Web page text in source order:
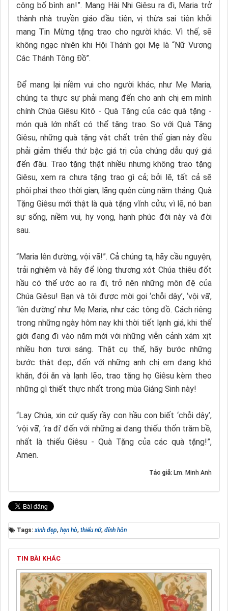
công bố bình an!”. Mang Hài Nhi Giêsu ra đi, Maria trở
thành nhà truyền giáo đầu tiên, vị thừa sai tiên khởi
mang Tin Mừng tặng trao cho người khác. Vì thế, sẽ
không ngạc nhiên khi Hội Thánh gọi Mẹ là “Nữ Vương
Các Thánh Tông Đồ”.
Để mang lại niềm vui cho người khác, như Mẹ Maria,
chúng ta thực sự phải mang đến cho anh chị em mình
chính Chúa Giêsu Kitô - Quà Tặng của các quà tặng -
món quà lớn nhất có thể tặng trao. So với Quà Tặng
Giêsu, những quà tặng vật chất trên thế gian này đều
phải giảm thiểu thứ bậc giá trị của chúng dẫu quý giá
đến đâu. Trao tặng thật nhiều nhưng không trao tặng
Giêsu, xem ra chưa tặng trao gì cả; bởi lẽ, tất cả sẽ
phôi phai theo thời gian, lãng quên cùng năm tháng. Quà
Tặng Giêsu mới thật là quà tặng vĩnh cửu; vì lẽ, nó ban
sự sống, niềm vui, hy vọng, hạnh phúc đời này và đời
sau.
“Maria lên đường, vội vã!”. Cả chúng ta, hãy cầu nguyện,
trải nghiệm và hãy để lòng thương xót Chúa thiêu đốt
hầu có thể ước ao ra đi, trở nên những môn đệ của
Chúa Giêsu! Bạn và tôi được mời gọi ‘chỗi dậy’, ‘vội vã’,
‘lên đường’ như Mẹ Maria, như các tông đồ. Cách riêng
trong những ngày hôm nay khi thời tiết lạnh giá, khi thế
giới đang đi vào năm mới với những viễn cảnh xám xịt
nhiều hơn tươi sáng. Thật cụ thể, hãy bước những
bước thật đẹp, đến với những anh chị em đang khó
khăn, đói ăn và lạnh lẽo, trao tặng họ Giêsu kèm theo
những gì thiết thực nhất trong mùa Giáng Sinh này!
“Lạy Chúa, xin cứ quấy rầy con hầu con biết ‘chỗi dậy’,
‘vội vã’, ‘ra đi’ đến với những ai đang thiếu thốn trăm bề,
nhất là thiếu Giêsu - Quà Tặng của các quà tặng!”,
Amen.
Tác giả: Lm. Minh Anh
Tags: xinh đẹp, hẹn hò, thiếu nữ, đính hôn
TIN BÀI KHÁC